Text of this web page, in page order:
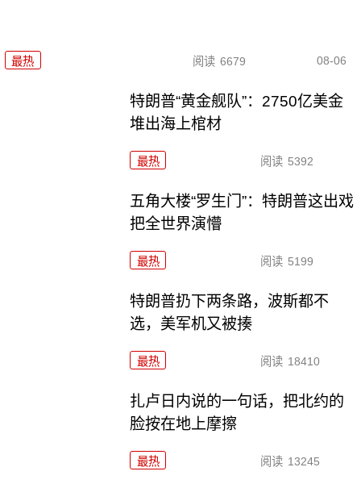
最热 阅读 6679 08-06
特朗普“黄金舰队”：2750亿美金
堆出海上棺材
最热 阅读 5392
五角大楼“罗生门”：特朗普这出戏
把全世界演懵
最热 阅读 5199
特朗普扔下两条路，波斯都不
选，美军机又被揍
最热 阅读 18410
扎卢日内说的一句话，把北约的
脸按在地上摩擦
最热 阅读 13245